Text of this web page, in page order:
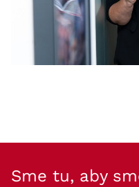
Sme tu, aby